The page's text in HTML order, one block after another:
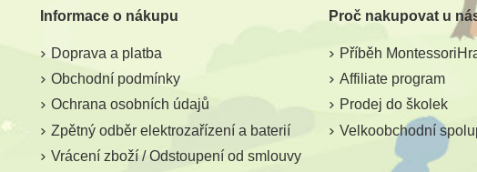
Přidat do košíku
Informace o nákupu
Doprava a platba
Obchodní podmínky
Ochrana osobních údajů
Zpětný odběr elektrozařízení a baterií
Vrácení zboží / Odstoupení od smlouvy
Proč nakupovat u
Příběh
Affiliate program
Prodej do školek
Velkoobchodní